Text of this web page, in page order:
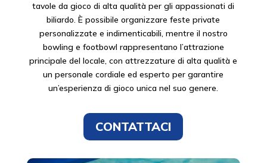
tavole da gioco di alta qualità per gli appassionati di
biliardo. È possibile organizzare feste private
personalizzate e indimenticabili, mentre il nostro
bowling e footbowl rappresentano l’attrazione
principale del locale, con attrezzature di alta qualità e
un personale cordiale ed esperto per garantire
un’esperienza di gioco unica nel suo genere.
CONTATTACI